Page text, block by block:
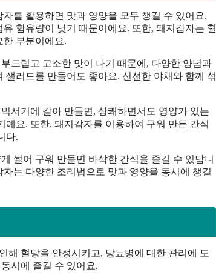
를 활용하면 맛과 영양을 모두 챙길 수 있어요.
함유량이 낮기 때문이에요. 또한, 돼지감자는 혈
한 부분이에요.
드럽고 고소한 맛이 나기 때문에, 다양한 양념과
러드를 만들어도 좋아요. 신선한 야채와 함께 섞
서기에 갈아 만들면, 상쾌하면서도 영양가 있는
요. 또한, 돼지감자를 이용하여 구워 만든 간식
다.
썰어 구워 만들면 바삭한 간식을 즐길 수 있답니
는 다양한 조리법으로 맛과 영양을 동시에 챙길
해 혈당을 안정시키고, 당뇨병에 대한 관리에 도
시에 즐길 수 있어요.